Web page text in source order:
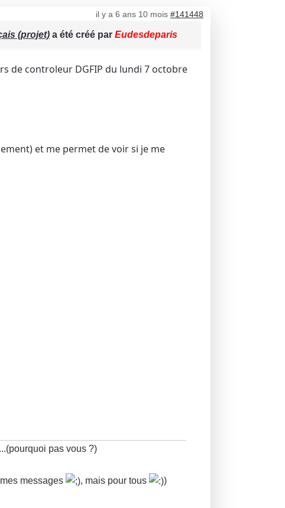
il y a 6 ans 10 mois #141448
(projet) a été créé par Eudesdeparis
de controleur DGFIP du lundi 7 octobre
et me permet de voir si je me
pas vous ?)
messages
, mais pour tous )